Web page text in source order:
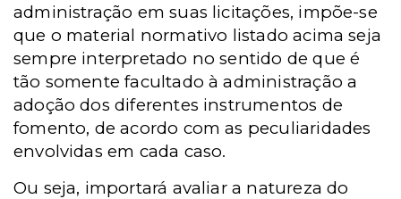
administração em suas licitações, impõe-se
que o material normativo listado acima seja
sempre interpretado no sentido de que é
tão somente facultado à administração a
adoção dos diferentes instrumentos de
fomento, de acordo com as peculiaridades
envolvidas em cada caso.
Ou seja, importará avaliar a natureza do